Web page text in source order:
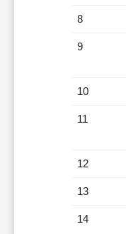
8
9
10
11
12
13
14